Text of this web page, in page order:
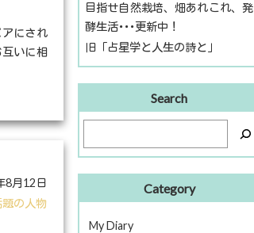
にされ
いに相
8月12日
題の人物
目指せ自然栽培、畑あれこれ、発
酵生活･･･更新中！
旧「占星学と人生の詩と」
Search
Category
My Diary